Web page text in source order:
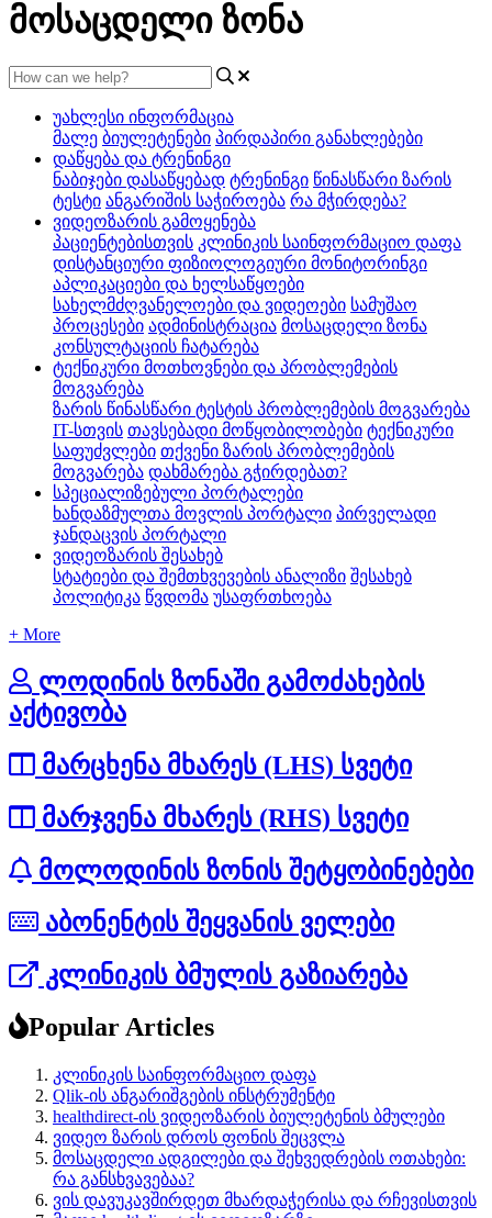
მოსაცდელი ზონა
უახლესი ინფორმაცია
მალე ბიულეტენები პირდაპირი განახლებები
დაწყება და ტრენინგი
ნაბიჯები დასაწყებად ტრენინგი წინასწარი ზარის
ტესტი ანგარიშის საჭიროება რა მჭირდება?
ვიდეოზარის გამოყენება
პაციენტებისთვის კლინიკის საინფორმაციო დაფა
დისტანციური ფიზიოლოგიური მონიტორინგი
აპლიკაციები და ხელსაწყოები
სახელმძღვანელოები და ვიდეოები სამუშაო
პროცესები ადმინისტრაცია მოსაცდელი ზონა
კონსულტაციის ჩატარება
ტექნიკური მოთხოვნები და პრობლემების
მოგვარება
ზარის წინასწარი ტესტის პრობლემების მოგვარება
IT-სთვის თავსებადი მოწყობილობები ტექნიკური
საფუძვლები თქვენი ზარის პრობლემების
მოგვარება დახმარება გჭირდებათ?
სპეციალიზებული პორტალები
ხანდაზმულთა მოვლის პორტალი პირველადი
ჯანდაცვის პორტალი
ვიდეოზარის შესახებ
სტატიები და შემთხვევების ანალიზი შესახებ
პოლიტიკა წვდომა უსაფრთხოება
+ More
ლოდინის ზონაში გამოძახების
აქტივობა
მარცხენა მხარეს (LHS) სვეტი
მარჯვენა მხარეს (RHS) სვეტი
მოლოდინის ზონის შეტყობინებები
აბონენტის შეყვანის ველები
კლინიკის ბმულის გაზიარება
Popular Articles
კლინიკის საინფორმაციო დაფა
Qlik-ის ანგარიშგების ინსტრუმენტი
healthdirect-ის ვიდეოზარის ბიულეტენის ბმულები
ვიდეო ზარის დროს ფონის შეცვლა
მოსაცდელი ადგილები და შეხვედრების ოთახები:
რა განსხვავებაა?
ვის დავუკავშირდეთ მხარდაჭერისა და რჩევისთვის